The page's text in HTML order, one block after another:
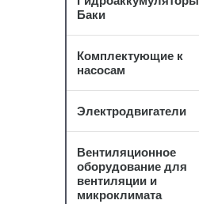
Баки
Комплектующие к
насосам
Электродвигатели
Вентиляционное
оборудование для
вентиляции и
микроклимата